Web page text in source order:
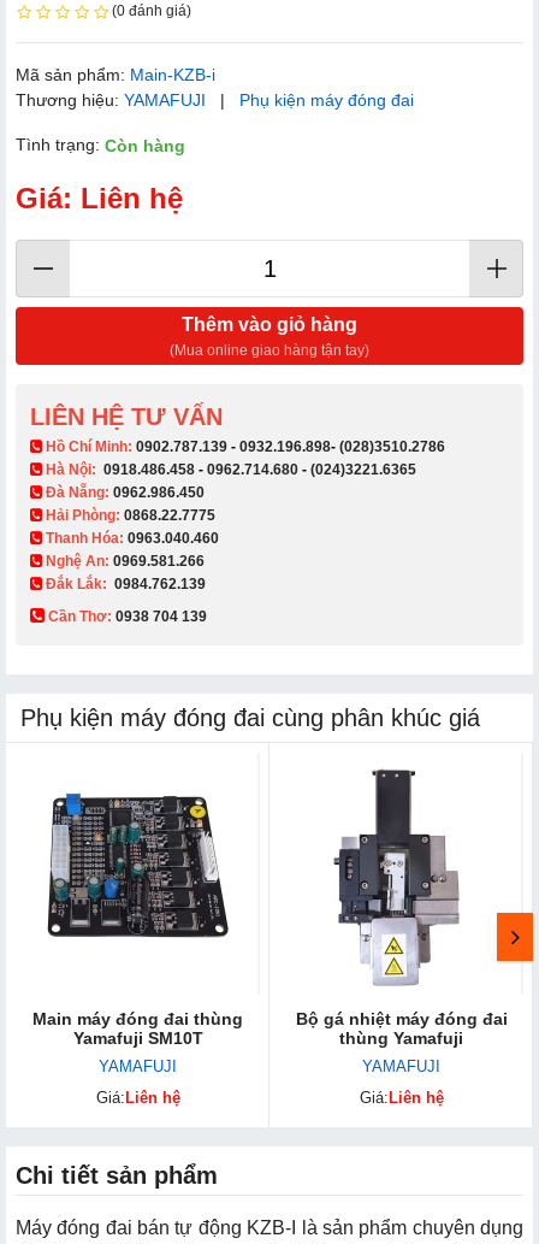
(0 đánh giá)
Mã sản phẩm: Main-KZB-i
Thương hiệu: YAMAFUJI | Phụ kiện máy đóng đai
Tình trạng: Còn hàng
Giá: Liên hệ
Thêm vào giỏ hàng
(Mua online giao hàng tận tay)
LIÊN HỆ TƯ VẤN
​ Hồ Chí Minh: 0902.787.139 - 0932.196.898- (028)3510.2786
Hà Nội: 0918.486.458 - 0962.714.680 - (024)3221.6365
Đà Nẵng: 0962.986.450
Hải Phòng: 0868.22.7775
Thanh Hóa: 0963.040.460
Nghệ An: 0969.581.266
Đắk Lắk: 0984.762.139
Cần Thơ: 0938 704 139​
Phụ kiện máy đóng đai cùng phân khúc giá
Main máy đóng đai thùng
Yamafuji SM10T
YAMAFUJI
Giá: Liên hệ
Bộ gá nhiệt máy đóng đai
thùng Yamafuji
YAMAFUJI
Giá: Liên hệ
Chi tiết sản phẩm
Máy đóng đai bán tự động KZB-I là sản phẩm chuyên dụng